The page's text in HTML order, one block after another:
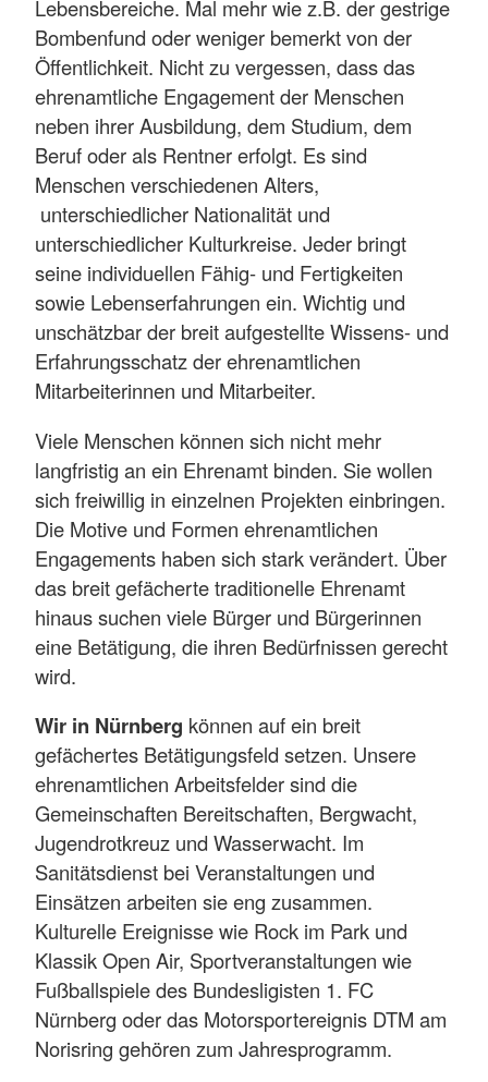
Lebensbereiche. Mal mehr wie z.B. der gestrige
Bombenfund oder weniger bemerkt von der
Öffentlichkeit. Nicht zu vergessen, dass das
ehrenamtliche Engagement der Menschen
neben ihrer Ausbildung, dem Studium, dem
Beruf oder als Rentner erfolgt. Es sind
Menschen verschiedenen Alters,
unterschiedlicher Nationalität und
unterschiedlicher Kulturkreise. Jeder bringt
seine individuellen Fähig- und Fertigkeiten
sowie Lebenserfahrungen ein. Wichtig und
unschätzbar der breit aufgestellte Wissens- und
Erfahrungsschatz der ehrenamtlichen
Mitarbeiterinnen und Mitarbeiter.
Viele Menschen können sich nicht mehr
langfristig an ein Ehrenamt binden. Sie wollen
sich freiwillig in einzelnen Projekten einbringen.
Die Motive und Formen ehrenamtlichen
Engagements haben sich stark verändert. Über
das breit gefächerte traditionelle Ehrenamt
hinaus suchen viele Bürger und Bürgerinnen
eine Betätigung, die ihren Bedürfnissen gerecht
wird.
Wir in Nürnberg können auf ein breit
gefächertes Betätigungsfeld setzen. Unsere
ehrenamtlichen Arbeitsfelder sind die
Gemeinschaften Bereitschaften, Bergwacht,
Jugendrotkreuz und Wasserwacht. Im
Sanitätsdienst bei Veranstaltungen und
Einsätzen arbeiten sie eng zusammen.
Kulturelle Ereignisse wie Rock im Park und
Klassik Open Air, Sportveranstaltungen wie
Fußballspiele des Bundesligisten 1. FC
Nürnberg oder das Motorsportereignis DTM am
Norisring gehören zum Jahresprogramm.